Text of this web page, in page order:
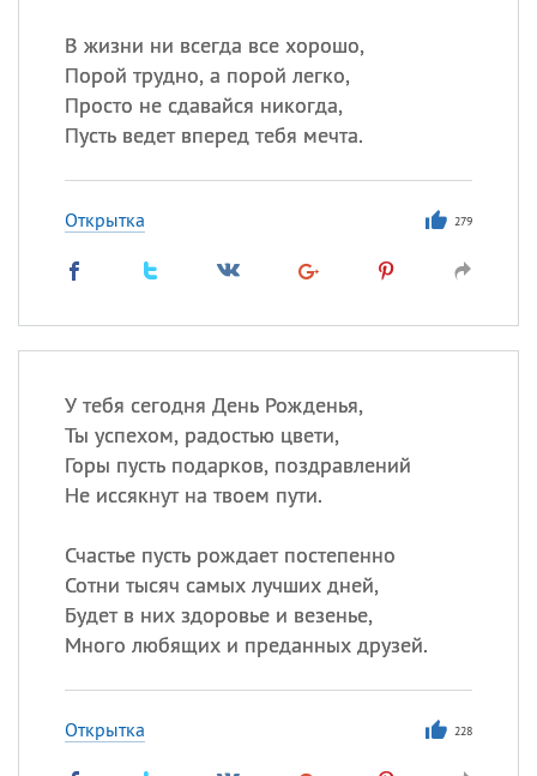
В жизни ни всегда все хорошо,
Порой трудно, а порой легко,
Просто не сдавайся никогда,
Пусть ведет вперед тебя мечта.
Открытка 279
У тебя сегодня День Рожденья,
Ты успехом, радостью цвети,
Горы пусть подарков, поздравлений
Не иссякнут на твоем пути.
Счастье пусть рождает постепенно
Сотни тысяч самых лучших дней,
Будет в них здоровье и везенье,
Много любящих и преданных друзей.
Открытка 228